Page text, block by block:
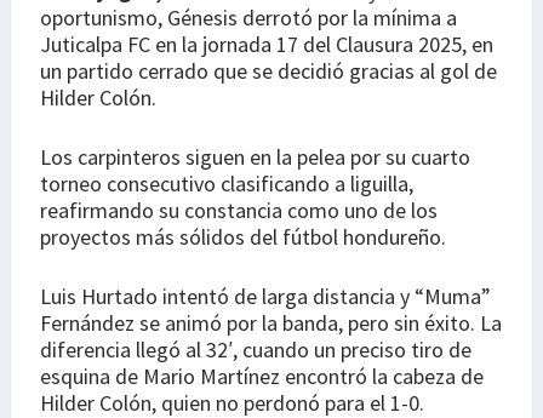
oportunismo, Génesis derrotó por la mínima a
Juticalpa FC en la jornada 17 del Clausura 2025, en
un partido cerrado que se decidió gracias al gol de
Hilder Colón.
Los carpinteros siguen en la pelea por su cuarto
torneo consecutivo clasificando a liguilla,
reafirmando su constancia como uno de los
proyectos más sólidos del fútbol hondureño.
Luis Hurtado intentó de larga distancia y “Muma”
Fernández se animó por la banda, pero sin éxito. La
diferencia llegó al 32′, cuando un preciso tiro de
esquina de Mario Martínez encontró la cabeza de
Hilder Colón, quien no perdonó para el 1-0.